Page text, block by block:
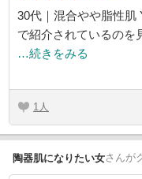
30代｜混合やや脂性肌
で紹介されているのを
…続きをみる
1
陶器肌になりたい女さんが